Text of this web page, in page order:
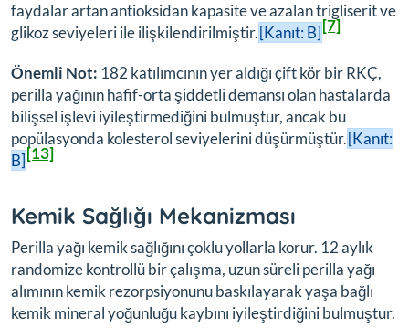
faydalar artan antioksidan kapasite ve azalan trigliserit ve
glikoz seviyeleri ile ilişkilendirilmiştir.[Kanıt: B][7]
Önemli Not: 182 katılımcının yer aldığı çift kör bir RKÇ,
perilla yağının hafif-orta şiddetli demansı olan hastalarda
bilişsel işleviiyileştirmediğinibulmuştur, ancak bu
popülasyonda kolesterol seviyelerini düşürmüştür.[Kanıt:
B][13]
Kemik Sağlığı Mekanizması
Perilla yağı kemik sağlığını çoklu yollarla korur. 12 aylık
randomize kontrollü bir çalışma, uzun süreli perilla yağı
alımının kemik rezorpsiyonunu baskılayarak yaşa bağlı
kemik mineral yoğunluğu kaybını iyileştirdiğini bulmuştur.